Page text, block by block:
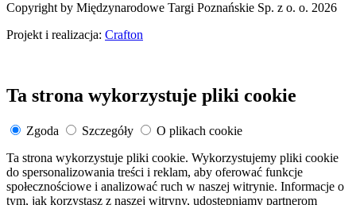
Copyright by Międzynarodowe Targi Poznańskie Sp. z o. o. 2026
Projekt i realizacja: Crafton
Ta strona wykorzystuje pliki cookie
Zgoda Szczegóły
O plikach cookie
Ta strona wykorzystuje pliki cookie. Wykorzystujemy pliki cookie
do spersonalizowania treści i reklam, aby oferować funkcje
społecznościowe i analizować ruch w naszej witrynie. Informacje o
tym, jak korzystasz z naszej witryny, udostępniamy partnerom